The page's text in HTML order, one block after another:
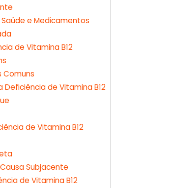
e Medicamentos
de Vitamina B12
Comuns
de Vitamina B12
de Vitamina B12
Subjacente
de Vitamina B12